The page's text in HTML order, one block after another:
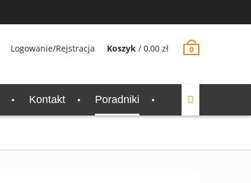
Logowanie/Rejstracja Koszyk / 0,00 zł 0
Kontakt Poradniki